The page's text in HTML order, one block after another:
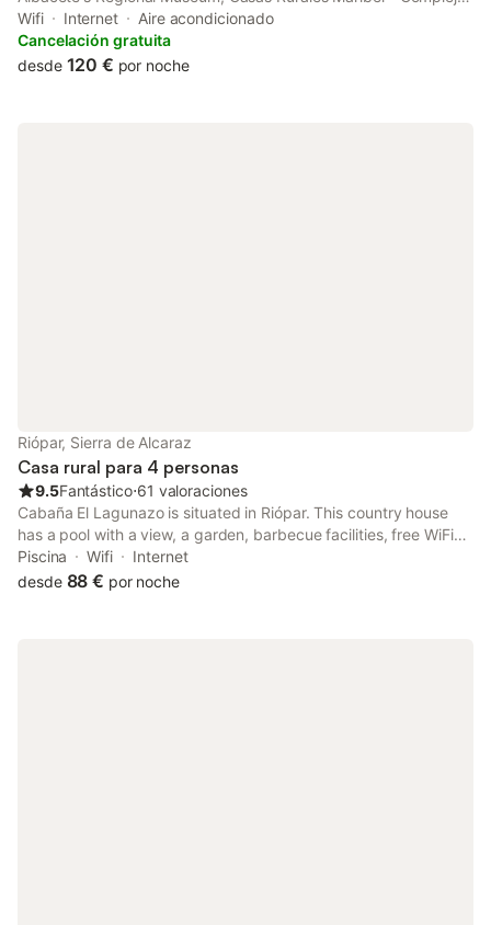
El Tejar - Apartamentos con jacuzzi en Alcalá del Júcar offers
rooms with air conditioning and a private bathroom in Casas
del...
Wifi Internet
Aire acondicionado
Cancelación gratuita
desde 120 € por noche
Riópar, Sierra de Alcaraz
Casa rural para 4 personas
9.5Fantástico⋅61 valoraciones
Cabaña El Lagunazo is situated in Riópar. This country house
has a pool with a view, a garden, barbecue facilities, free WiFi
and free private parking. The tour desk is available to assist
guests in planning their days out.
Piscina Wifi
Internet
desde 88 € por noche